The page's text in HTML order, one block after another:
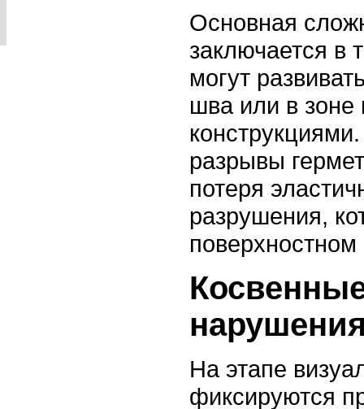
Основная
заключается в
могут
шва или в зоне
разрывы
потеря
разрушения,
На этапе
фиксируются